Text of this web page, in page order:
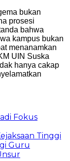
bukan
prosesi
bahwa
kampus bukan
menanamkan
UIN Suska
hanya cakap
Fokus
Tinggi
Guru